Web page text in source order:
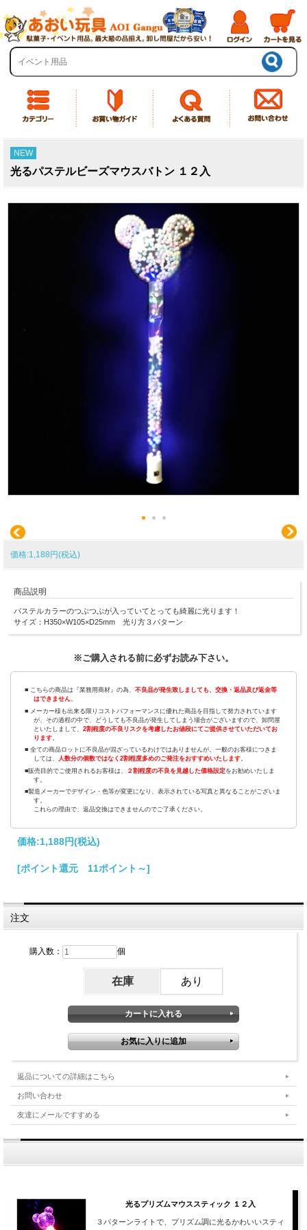
NEW
光るパステルビーズマウスバトン １２入
価格:1,188円(税込)
商品説明
パステルカラーのつぶつぶが入っていてとっても綺麗に光ります！
サイズ：H350×W105×D25mm 光り方３パターン
※ご購入される前に必ずお読み下さい。
■ こちらの商品は『業務用商材』の為、 不良品が発生致しましても、交換・返品及び返金等
はできません。
■ メーカー様も出来る限りコストパフォーマンスに優れた商品を目指して努力されています
が、その過程の中で、どうしても不良品が発生してしまう場合がございますので、卸問屋
といたしまして、2割程度の不良リスクを考慮したお値段にてご提供させていただいてお
ります
■ 全ての商品ロットに不良品が混ざっているわけではありませんが、一般のお客様につきま
しては、 人数分の個数ではなく2割程度多めのご発注をおすすめいたします。
■販売目的でご使用されるお客様は、
２割程度の不良を見越した価格設定をお勧めいたしま
す。
■製造メーカーでデザイン・色等が変更になり、表示されている写真と異なることがございま
す。
これらの理由で、返品交換はできませんのでご了承ください。
価格:1,188円(税込)
[ポイント還元 11ポイント～]
注文
購入数： 個
在庫 あり
返品についての詳細はこちら
お問い合わせ
友達にメールですすめる
光るプリズムマウススティック １２入
３パターンライトで、プリズム調に光るかわいいスティ